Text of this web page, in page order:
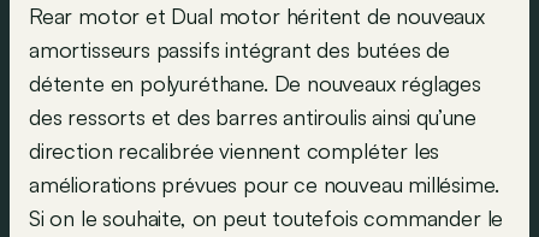
Rear motor et Dual motor héritent de nouveaux
amortisseurs passifs intégrant des butées de
détente en polyuréthane. De nouveaux réglages
des ressorts et des barres antiroulis ainsi qu’une
direction recalibrée viennent compléter les
améliorations prévues pour ce nouveau millésime.
Si on le souhaite, on peut toutefois commander le